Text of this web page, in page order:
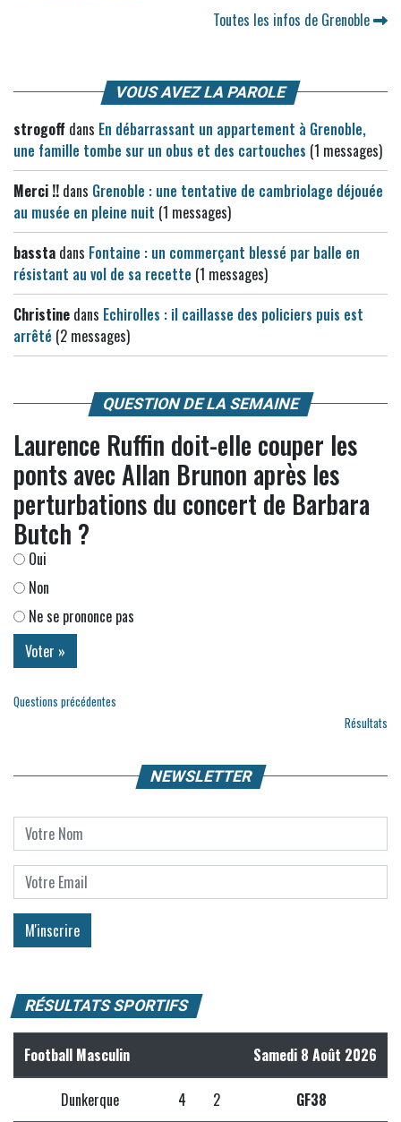
Toutes les infos de Grenoble
VOUS AVEZ LA PAROLE
strogoff dans En débarrassant un appartement à Grenoble,
une famille tombe sur un obus et des cartouches (1 messages)
Merci !! dans Grenoble : une tentative de cambriolage déjouée
au musée en pleine nuit (1 messages)
bassta dans Fontaine : un commerçant blessé par balle en
résistant au vol de sa recette (1 messages)
Christine dans Echirolles : il caillasse des policiers puis est
arrêté (2 messages)
QUESTION DE LA SEMAINE
Laurence Ruffin doit-elle couper les
ponts avec Allan Brunon après les
perturbations du concert de Barbara
Butch ?
Oui
Non
Ne se prononce pas
Questions précédentes
Résultats
NEWSLETTER
RÉSULTATS SPORTIFS
Football Masculin Samedi 8 Août 2026
Dunkerque 4 2 GF38